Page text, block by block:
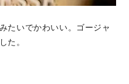
たいでかわいい。ゴージャ
た。